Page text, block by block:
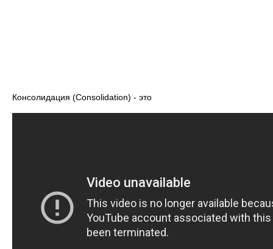
Консолидация (Consolidation) - это